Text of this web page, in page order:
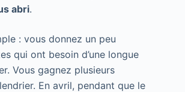
abri.
: vous donnez un peu
qui ont besoin d’une longue
Vous gagnez plusieurs
En avril, pendant que le